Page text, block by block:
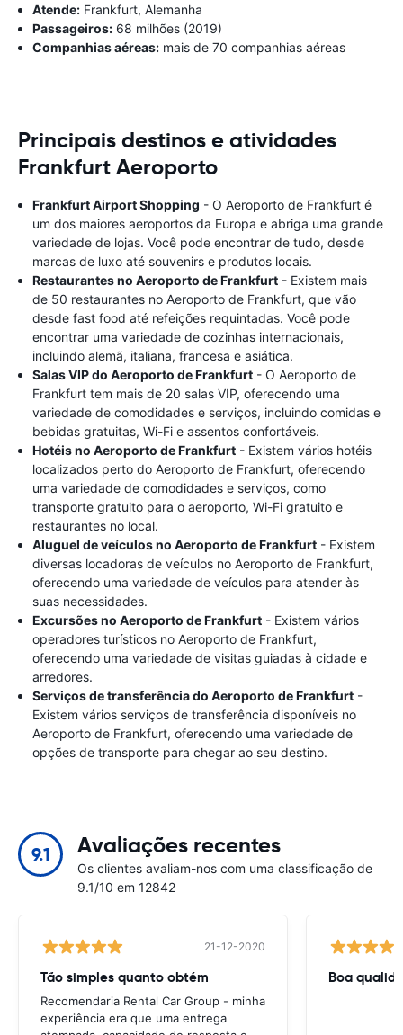
Atende: Frankfurt, Alemanha
Passageiros: 68 milhões (2019)
Companhias aéreas: mais de 70 companhias aéreas
Principais destinos e atividades
Frankfurt Aeroporto
Frankfurt Airport Shopping - O Aeroporto de Frankfurt é
um dos maiores aeroportos da Europa e abriga uma grande
variedade de lojas. Você pode encontrar de tudo, desde
marcas de luxo até souvenirs e produtos locais.
Restaurantes no Aeroporto de Frankfurt - Existem mais
de 50 restaurantes no Aeroporto de Frankfurt, que vão
desde fast food até refeições requintadas. Você pode
encontrar uma variedade de cozinhas internacionais,
incluindo alemã, italiana, francesa e asiática.
Salas VIP do Aeroporto de Frankfurt - O Aeroporto de
Frankfurt tem mais de 20 salas VIP, oferecendo uma
variedade de comodidades e serviços, incluindo comidas e
bebidas gratuitas, Wi-Fi e assentos confortáveis.
Hotéis no Aeroporto de Frankfurt - Existem vários hotéis
localizados perto do Aeroporto de Frankfurt, oferecendo
uma variedade de comodidades e serviços, como
transporte gratuito para o aeroporto, Wi-Fi gratuito e
restaurantes no local.
Aluguel de veículos no Aeroporto de Frankfurt - Existem
diversas locadoras de veículos no Aeroporto de Frankfurt,
oferecendo uma variedade de veículos para atender às
suas necessidades.
Excursões no Aeroporto de Frankfurt - Existem vários
operadores turísticos no Aeroporto de Frankfurt,
oferecendo uma variedade de visitas guiadas à cidade e
arredores.
Serviços de transferência do Aeroporto de Frankfurt -
Existem vários serviços de transferência disponíveis no
Aeroporto de Frankfurt, oferecendo uma variedade de
opções de transporte para chegar ao seu destino.
9.1 Avaliações recentes
Os clientes avaliam-nos com uma classificação de
9.1/10 em 12842
21-12-2020
Tão simples quanto obtém
Recomendaria Rental Car Group - minha
experiência era que uma entrega
Boa